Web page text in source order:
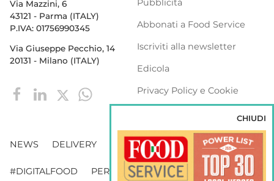
Via Mazzini, 6
43121 - Parma (ITALY)
P.IVA: 01756990345
Via Giuseppe Pecchio, 14
20131 - Milano (ITALY)
Pubblicità
Abbonati a Food Service
Iscriviti alla newsletter
Edicola
Privacy Policy e Cookie
NEWS DELIVERY DISTRIBUZIONE
#DIGITALFOOD PERSONE WEBINAR VENDING
CHIUDI